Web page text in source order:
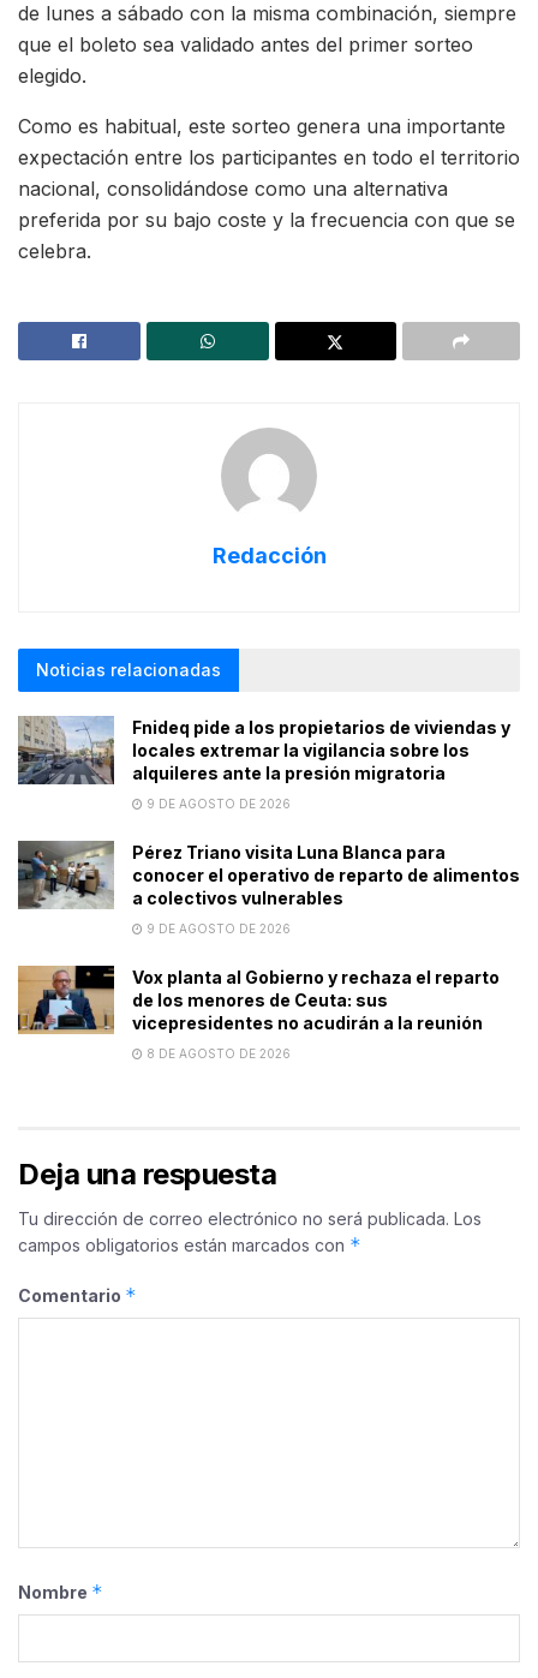
de lunes a sábado con la misma combinación, siempre
que el boleto sea validado antes del primer sorteo
elegido.
Como es habitual, este sorteo genera una importante
expectación entre los participantes en todo el territorio
nacional, consolidándose como una alternativa
preferida por su bajo coste y la frecuencia con que se
celebra.
Redacción
Noticias relacionadas
Fnideq pide a los propietarios de viviendas y
locales extremar la vigilancia sobre los
alquileres ante la presión migratoria
9 DE AGOSTO DE 2026
Pérez Triano visita Luna Blanca para
conocer el operativo de reparto de alimentos
a colectivos vulnerables
9 DE AGOSTO DE 2026
Vox planta al Gobierno y rechaza el reparto
de los menores de Ceuta: sus
vicepresidentes no acudirán a la reunión
8 DE AGOSTO DE 2026
Deja una respuesta
Tu dirección de correo electrónico no será publicada. Los
campos obligatorios están marcados con *
Comentario *
Nombre *